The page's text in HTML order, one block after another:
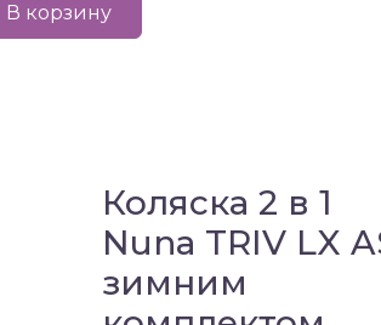
В корзину
Коляска 2 в 1
Nuna TRIV LX
зимним